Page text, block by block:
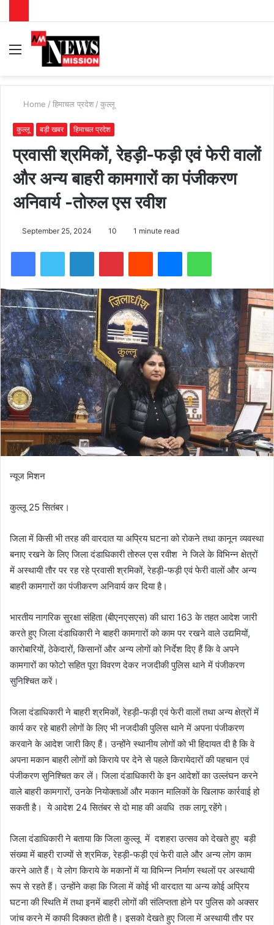
Menu
Home / हिमाचल प्रदेश / कुल्लू
कुल्लू बड़ी खबर हिमाचल प्रदेश
प्रवासी श्रमिकों, रेहड़ी-फड़ी एवं फेरी वालों
और अन्य बाहरी कामगारों का पंजीकरण
अनिवार्य -तोरुल एस रवीश
September 25, 2024 10 1 minute read
न्यूज मिशन
कुल्लू 25 सितंबर।
जिला में किसी भी तरह की वारदात या अप्रिय घटना को रोकने तथा कानून व्यवस्था
बनाए रखने के लिए जिला दंडाधिकारी तोरुल एस रवीश ने जिले के विभिन्न क्षेत्रों
में अस्थायी तौर पर रह रहे प्रवासी श्रमिकों, रेहड़ी-फड़ी एवं फेरी वालों और अन्य
बाहरी कामगारों का पंजीकरण अनिवार्य कर दिया है।
भारतीय नागरिक सुरक्षा संहिता (बीएनएसएस) की धारा 163 के तहत आदेश जारी
करते हुए जिला दंडाधिकारी ने बाहरी कामगारों को काम पर रखने वाले उद्यमियों,
कारोबारियों, ठेकेदारों, किसानों और अन्य लोगों को निर्देश दिए हैं कि वे अपने
कामगारों का फोटो सहित पूरा विवरण देकर नजदीकी पुलिस थाने में पंजीकरण
सुनिश्चित करें।
जिला दंडाधिकारी ने बाहरी श्रमिकों, रेहड़ी-फड़ी एवं फेरी वालों तथा अन्य क्षेत्रों में
कार्य कर रहे बाहरी लोगों के लिए भी नजदीकी पुलिस थाने में अपना पंजीकरण
करवाने के आदेश जारी किए हैं। उन्होंने स्थानीय लोगों को भी हिदायत दी है कि वे
अपना मकान बाहरी लोगों को किराये पर देने से पहले किरायेदारों की पहचान एवं
पंजीकरण सुनिश्चित कर लें। जिला दंडाधिकारी के इन आदेशों का उल्लंघन करने
वाले बाहरी कामगारों, उनके नियोक्ताओं और मकान मालिकों के खिलाफ कार्रवाई हो
सकती है। ये आदेश 24 सितंबर से दो माह की अवधि तक लागू रहेंगे।
जिला दंडाधिकारी ने बताया कि जिला कुल्लू में दशहरा उत्सव को देखते हुए बड़ी
संख्या में बाहरी राज्यों से श्रमिक, रेहड़ी-फड़ी एवं फेरी वाले और अन्य लोग काम
करने आते हैं। ये लोग किराये के मकानों में या विभिन्न निर्माण स्थलों पर अस्थायी
रूप से रहते हैं। उन्होंने कहा कि जिला में कोई भी वारदात या अन्य कोई अप्रिय
घटना की स्थिति में तथा इनमें बाहरी लोगों की संलिप्तता होने पर पुलिस को अक्सर
जांच करने में काफी दिक्कत होती है। इसको देखते हुए जिला में अस्थायी तौर पर